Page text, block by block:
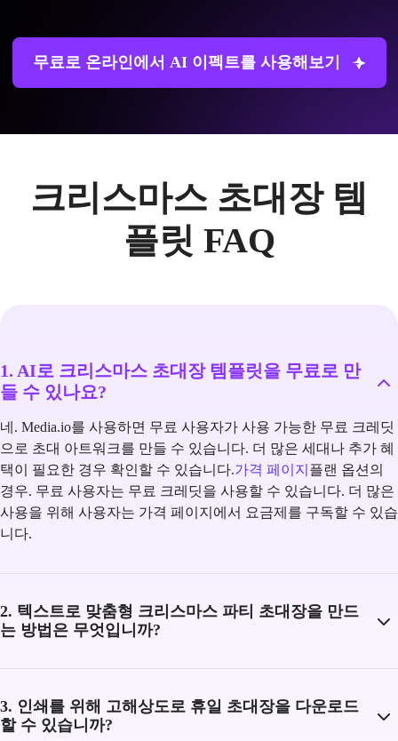
무료로 온라인에서 AI 이펙트를 사용해보기
크리스마스 초대장 템
플릿 FAQ
1. AI로 크리스마스 초대장 템플릿을 무료로 만
들 수 있나요?
네. Media.io를 사용하면 무료 사용자가 사용 가능한 무료 크레딧
으로 초대 아트워크를 만들 수 있습니다. 더 많은 세대나 추가 혜
택이 필요한 경우 확인할 수 있습니다.가격 페이지 플랜 옵션의
경우. 무료 사용자는 무료 크레딧을 사용할 수 있습니다. 더 많은
사용을 위해 사용자는 가격 페이지에서 요금제를 구독할 수 있습
니다.
2. 텍스트로 맞춤형 크리스마스 파티 초대장을 만드
는 방법은 무엇입니까?
3. 인쇄를 위해 고해상도로 휴일 초대장을 다운로드
할 수 있습니까?